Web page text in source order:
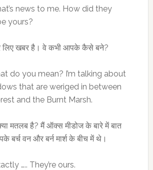
news to me. How did they
yours?
लिए खबर है। वे कभी आपके कैसे बने?
do you mean? I’m talking about
that are weriged in between
and the Burnt Marsh.
क्या मतलब है? मैं ऑक्स मीडोज के बारे में बात
बर्च वन और बर्न मार्श के बीच में थे।
….. They’re ours.